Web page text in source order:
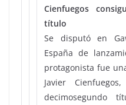
Cienfuegos
título
Se disputó en
España de
protagonista fue
Javier
decimosegundo